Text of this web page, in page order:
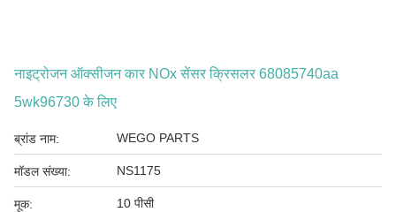
नाइट्रोजन ऑक्सीजन कार NOx सेंसर क्रिसलर 68085740aa
5wk96730 के लिए
ब्रांड नाम: WEGO PARTS
मॉडल संख्या: NS1175
मूक: 10 पीसी